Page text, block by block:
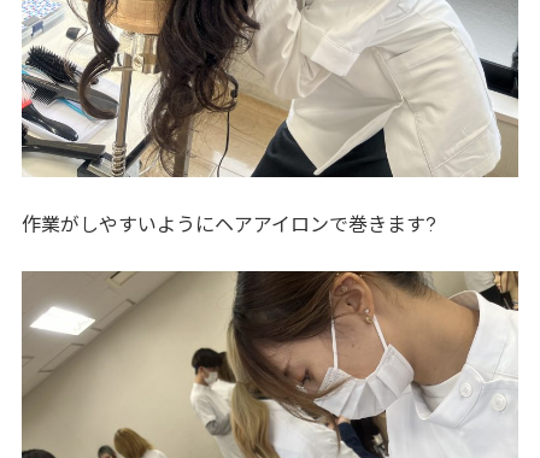
作業がしやすいようにヘアアイロンで巻きます?